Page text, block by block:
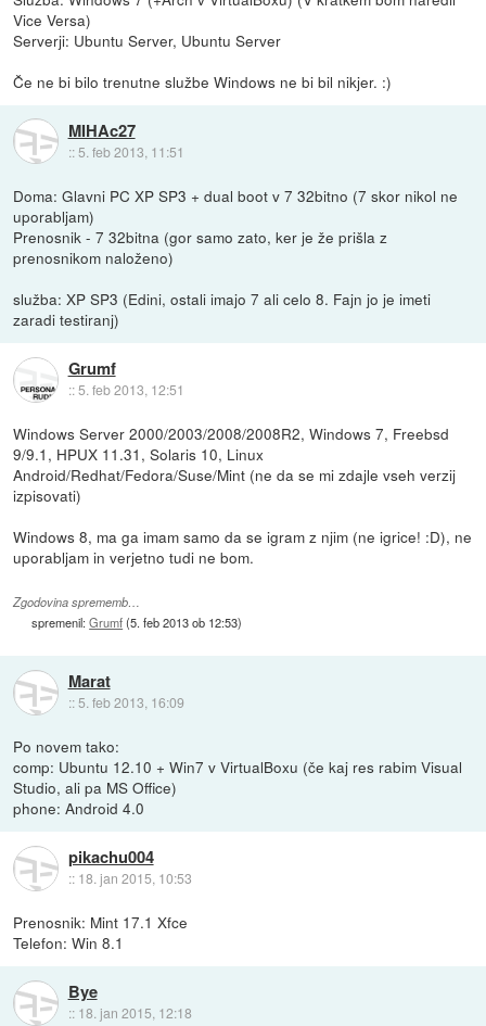
Vice Versa)
Serverji: Ubuntu Server, Ubuntu Server
Če ne bi bilo trenutne službe Windows ne bi bil nikjer. :)
MIHAc27
:: 5. feb 2013, 11:51
Doma: Glavni PC XP SP3 + dual boot v 7 32bitno (7 skor nikol ne
uporabljam)
Prenosnik - 7 32bitna (gor samo zato, ker je že prišla z
prenosnikom naloženo)
služba: XP SP3 (Edini, ostali imajo 7 ali celo 8. Fajn jo je imeti
zaradi testiranj)
Grumf
::5. feb 2013, 12:51
Windows Server 2000/2003/2008/2008R2, Windows 7, Freebsd
9/9.1, HPUX 11.31, Solaris 10, Linux
Android/Redhat/Fedora/Suse/Mint (ne da se mi zdajle vseh verzij
izpisovati)
Windows 8, ma ga imam samo da se igram z njim (ne igrice! :D), ne
uporabljam in verjetno tudi ne bom.
Zgodovina sprememb…
spremenil:Grumf(5. feb 2013 ob 12:53)
Marat
:: 5. feb 2013, 16:09
Po novem tako:
comp: Ubuntu 12.10 + Win7 v VirtualBoxu (če kaj res rabim Visual
Studio, ali pa MS Office)
phone: Android 4.0
pikachu004
:: 18. jan 2015, 10:53
Prenosnik: Mint 17.1 Xfce
Telefon: Win 8.1
Bye
:: 18. jan 2015, 12:18